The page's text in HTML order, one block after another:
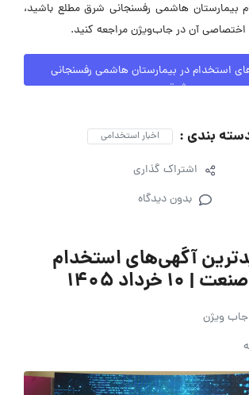
بیمارستان هاشمی رفسنجانی شرق مطلع باشید،
آن در جاب‌ویژن مراجعه کنید.
استخدام در بیمارستان هاشمی رفسنجانی
شرق
بندی : اخبار استخدامی
اشتراک گذاری
بدون دیدگاه
آگهی‌های استخدام
۱۴۰۵
جاب ویژن